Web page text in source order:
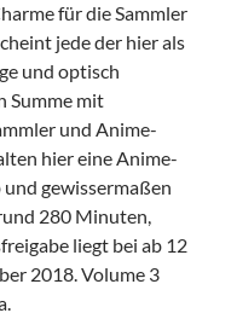
für die Sammler
jede der hier als
und optisch
Summe mit
und Anime-
hier eine Anime-
und gewissermaßen
280 Minuten,
liegt bei ab 12
2018. Volume 3